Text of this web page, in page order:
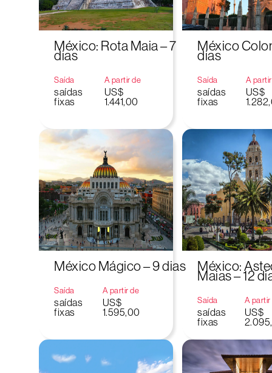
México: Rota Maia – 7
dias
Saída
saídas
fixas
A partir de
US$
1.441,00
México
dias
Saída
saídas
fixas
A
US$
México Mágico – 9 dias
Saída
saídas
fixas
A partir de
US$
1.595,00
México:
Maias – 12
Saída
saídas
fixas
A partir
US$